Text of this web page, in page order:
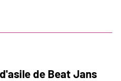
de Beat Jans